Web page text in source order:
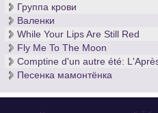
Группа крови
Валенки
While Your Lips Are Still Red
Fly Me To The Moon
Comptine d'un autre été:
Песенка мамонтёнка